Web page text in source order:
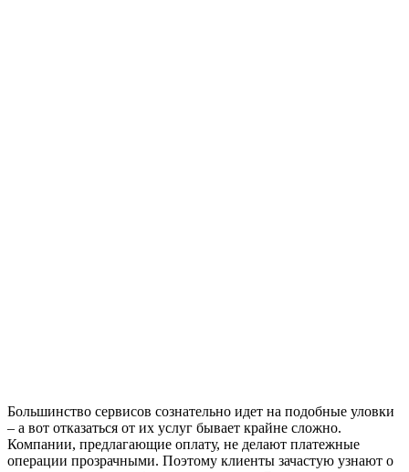
Большинство сервисов сознательно идет на подобные уловки
– а вот отказаться от их услуг бывает крайне сложно.
Компании, предлагающие оплату, не делают платежные
операции прозрачными. Поэтому клиенты зачастую узнают о